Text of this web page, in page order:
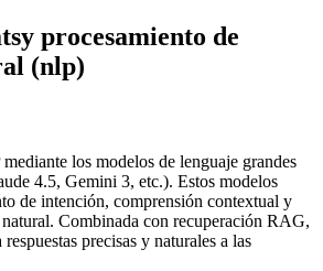
procesamiento de
(nlp)
los modelos de lenguaje grandes
4.5, Gemini 3, etc.). Estos modelos
de intención, comprensión contextual y
Combinada con recuperación RAG,
precisas y naturales a las